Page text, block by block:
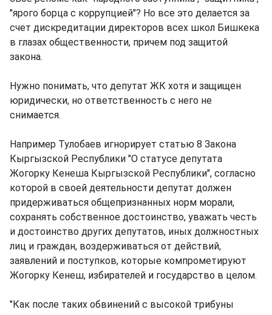
"ярого борца с коррупцией"? Но все это делается за
счет дискредитации директоров всех школ Бишкека
в глазах общественности, причем под защитой
закона.
Нужно понимать, что депутат ЖК хотя и защищен
юридически, но ответственность с него не
снимается.
Например Тулобаев игнорирует статью 8 Закона
Кыргызской Республики "О статусе депутата
Жогорку Кенеша Кыргызской Республики", согласно
которой в своей деятельности депутат должен
придерживаться общепризнанных норм морали,
сохранять собственное достоинство, уважать честь
и достоинство других депутатов, иных должностных
лиц и граждан, воздерживаться от действий,
заявлений и поступков, которые компрометируют
Жогорку Кенеш, избирателей и государство в целом.
"Как после таких обвинений с высокой трибуны